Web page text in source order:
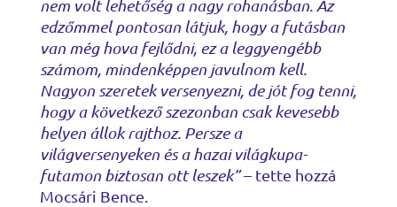
nem volt lehetőség a nagy rohanásban. Az
edzőmmel pontosan látjuk, hogy a futásban
van még hova fejlődni, ez a leggyengébb
számom, mindenképpen javulnom kell.
Nagyon szeretek versenyezni, de jót fog tenni,
hogy a következő szezonban csak kevesebb
helyen állok rajthoz. Persze a
világversenyeken és a hazai világkupa-
futamon biztosan ott leszek”– tette hozzá
Mocsári Bence.